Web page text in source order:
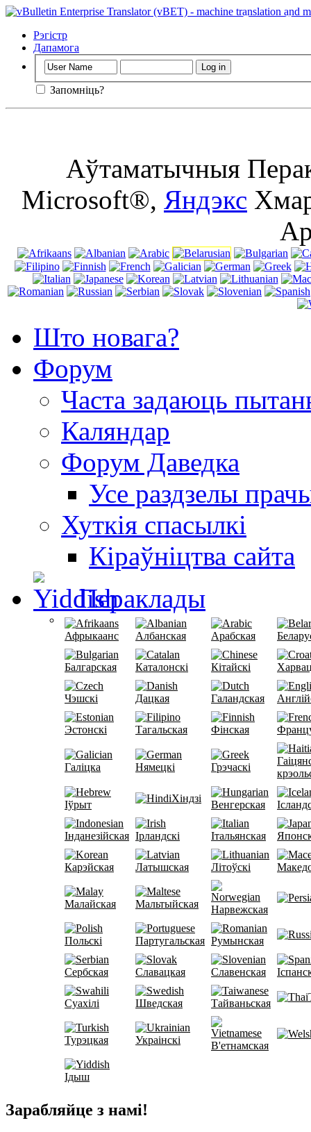
Важны:
Рэгістр
Дапамога
Запомніць?
Аўтаматычныя
Microsoft®, Яндэкс
Што новага?
Форум
Часта задаюць
Каляндар
Форум Даведка
Усе раздзелы
Хуткія спасылкі
Кіраўніцтва сайта
Пераклады
Афрыкаанс Албанская Арабская
Балгарская Каталонскі Кітайскі
Чэшскі Дацкая Галандская
Эстонскі Тагальская Фінская
Галіцка Нямецкі Грэчаскі
Іўрыт
Хіндзі
Венгерская
Інданезійская Ірландскі Італьянская
Карэйская Латышская Літоўскі
Малайская Мальтыйская Нарвежская
Польскі Партугальская Румынская
Сербская Славацкая Славенская
Суахілі Шведская Тайваньская
Турэцкая Украінскі В'етнамская
Ідыш
Зарабляйце з намі!